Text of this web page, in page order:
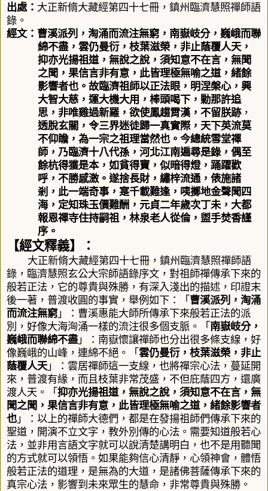
出處： 大正新脩大藏經第四十七冊 ， 鎮州臨濟慧照禪師語
錄。
經文： 曹溪派列，淘涌而流注無窮，南嶽岐分，巍峨而聯
綿不盡，雲仍曼衍，枝葉滋榮，非止蔭覆人天，
抑亦光揚祖道，無說之說，須知意不在言，無聞
之聞，果信言非有意，此皆理極無喻之道，緒餘
影響者也。故臨濟祖師以正法眼，明涅槃心，興
大智大慈，運大機大用，棒頭喝下，勦那許追
思，非唯雞過新羅，欲使鳳趨霄漢，不留朕跡，
透脫玄關，令三界迷徒歸一真實際，天下英流莫
不仰瞻，為一宗之祖理當然也。今總統雪堂禪
師，乃臨濟十八代孫，河北江南遍尋是錄，偶至
餘杭得獲是本，如貧得寶，似暗得燈，踊躍歡
呼，不勝感激。遂捨長財，繡梓流通，俵施諸
剎，此一端奇事，寔千載難逢，咦擲地金聲聞四
海，定知珠玉價難酬，元貞二年歲次丁未，大都
報恩禪寺住持嗣祖，林泉老人從倫，盥手焚香謹
序。
【經文釋義】：
大正新脩大藏經第四十七冊， 鎮州臨濟慧照禪師語
錄，臨濟慧照玄公大宗師語錄序文，對祖師禪傳承下來的
般若正法，它的尊貴與殊勝，有深入淺出的描述， 印證末
後一著， 普渡收圓的事實 ， 舉例如下：「 曹溪派列，淘涌
而流注無窮 」：曹溪惠能大師所傳承下來般若正法的派
別，好像大海洶涌一樣的流注很多個支脈。「 南嶽岐分，
巍峨而聯綿不盡」：南嶽懷讓禪師也分出很多條支線，好
像巍峨的山峰，連綿不絕。「 雲仍曼衍，枝葉滋榮，非止
蔭覆人天」：雲居禪師這一支線，也將禪宗心法，蔓延開
來，普渡有緣，而且枝葉非常茂盛，不但庇蔭四方，還廣
渡人天。「 抑亦光揚祖道，無說之說，須知意不在言，無
聞之聞，果信言非有意，此皆理極無喻之道，緒餘影響者
也」：以上的禪師大德們，都是在發揚祖師們傳承下來的
聖道，開演不立文字，教外別傳的心法。需要知道般若心
法，並非用言語文字就可以說清楚講明白，也不是用聽聞
的方式就可以領悟。如果能夠信心清靜，心領神會，體悟
般若正法的道理，是無為的大道，是諸佛菩薩傳承下來的
真宗心法，影響到未來眾生的慧命，非常尊貴與殊勝。